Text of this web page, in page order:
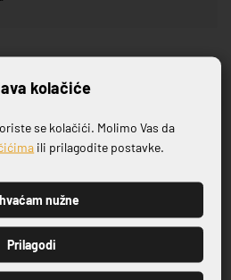
naš newsletter
PRIJAVI SE
kolačiće
se kolačići. Molimo Vas da
ili prilagodite postavke.
nužne
Prilagodi